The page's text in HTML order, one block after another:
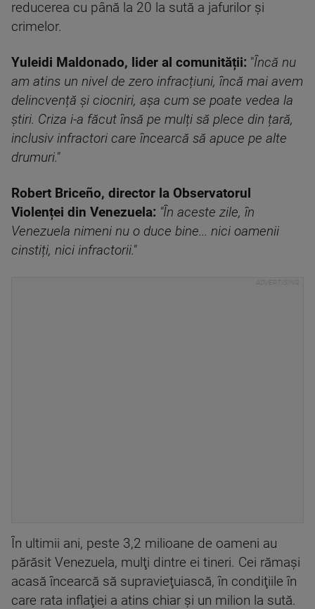
reducerea cu până la 20 la sută a jafurilor şi
crimelor.
Yuleidi Maldonado, lider al comunității: "Încă nu
am atins un nivel de zero infracțiuni, încă mai avem
delincvență și ciocniri, așa cum se poate vedea la
știri. Criza i-a făcut însă pe mulți să plece din țară,
inclusiv infractori care încearcă să apuce pe alte
drumuri."
Robert Briceño, director la Observatorul
Violenței din Venezuela: "În aceste zile, în
Venezuela nimeni nu o duce bine... nici oamenii
cinstiți, nici infractorii."
În ultimii ani, peste 3,2 milioane de oameni au
părăsit Venezuela, mulţi dintre ei tineri. Cei rămaşi
acasă încearcă să supravieţuiască, în condiţiile în
care rata inflaţiei a atins chiar şi un milion la sută.